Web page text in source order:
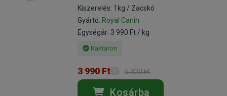
Kiszerelés: 1kg / Zacskó
Gyártó: Royal Canin
Egységár: 3 990 Ft / kg
Raktáron
3 990 Ft 5 320 Ft
Kosárba